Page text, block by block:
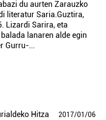
du aurten Zarauzko
literatur Saria.Guztira,
Lizardi Sarira, eta
lanaren alde egin
Gurru-...
Hitza 2017/01/06